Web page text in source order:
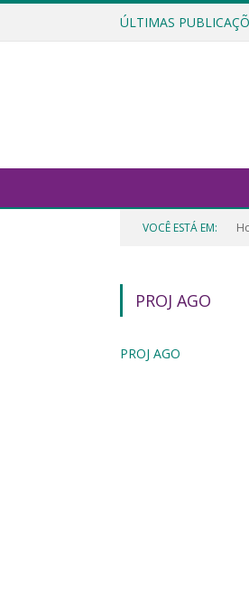
ÚLTIMAS
VOCÊ ESTÁ EM:
PROJ AGO
PROJ AGO